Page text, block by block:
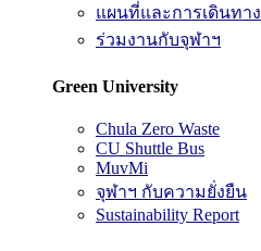
แผนที่และการเดินทาง
ร่วมงานกับจุฬาฯ
Green University
Chula Zero Waste
CU Shuttle Bus
MuvMi
จุฬาฯ กับความยั่งยืน
Sustainability Report